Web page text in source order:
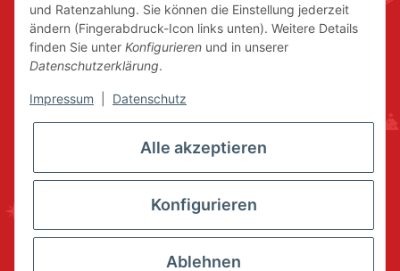
* Alle Preise inkl. gesetzlicher USt., zzgl.
und Ratenzahlung. Sie können die Einstellung jederzeit
ändern (Fingerabdruck-Icon links unten). Weitere Details
finden Sie unter Konfigurieren und in unserer
Datenschutzerklärung.
Impressum Datenschutz
Alle akzeptieren
Konfigurieren
Ablehnen